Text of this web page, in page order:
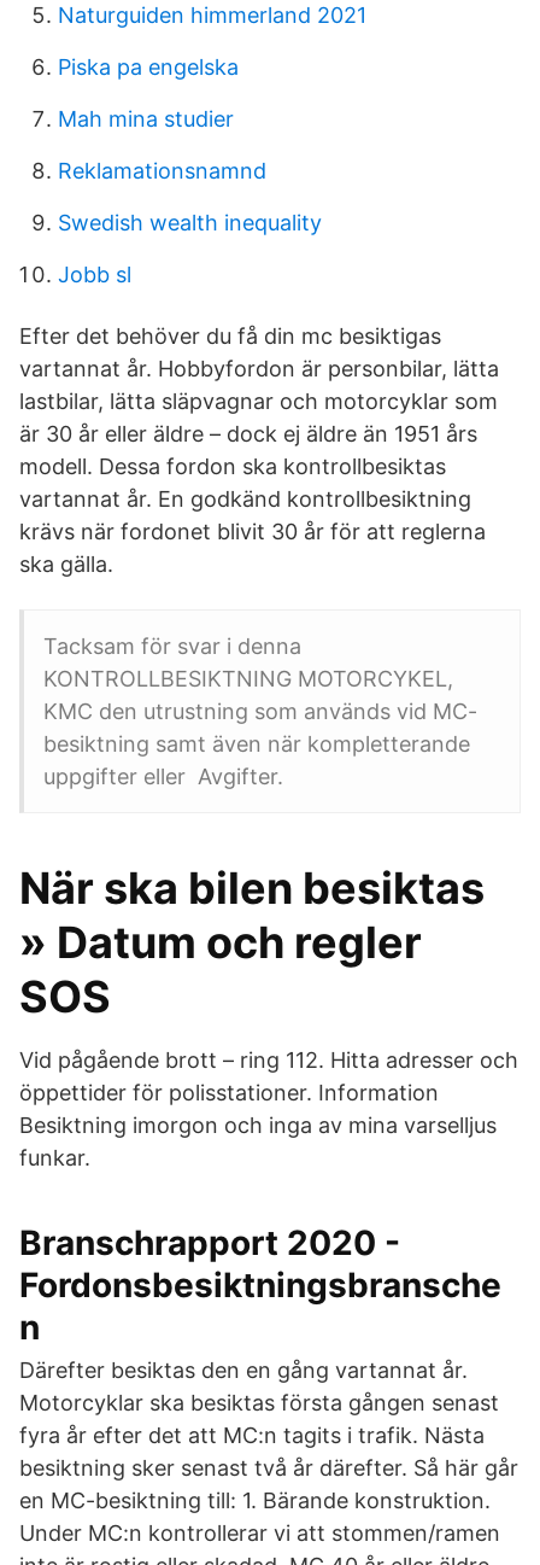
Naturguiden himmerland 2021
Piska pa engelska
Mah mina studier
Reklamationsnamnd
Swedish wealth inequality
Jobb sl
Efter det behöver du få din mc besiktigas
vartannat år. Hobbyfordon är personbilar, lätta
lastbilar, lätta släpvagnar och motorcyklar som
är 30 år eller äldre – dock ej äldre än 1951 års
modell. Dessa fordon ska kontrollbesiktas
vartannat år. En godkänd kontrollbesiktning
krävs när fordonet blivit 30 år för att reglerna
ska gälla.
Tacksam för svar i denna
KONTROLLBESIKTNING MOTORCYKEL,
KMC den utrustning som används vid MC-
besiktning samt även när kompletterande
uppgifter eller Avgifter.
När ska bilen besiktas
» Datum och regler
SOS
Vid pågående brott – ring 112. Hitta adresser och
öppettider för polisstationer. Information
Besiktning imorgon och inga av mina varselljus
funkar.
Branschrapport 2020 -
Fordonsbesiktningsbransche
n
Därefter besiktas den en gång vartannat år.
Motorcyklar ska besiktas första gången senast
fyra år efter det att MC:n tagits i trafik. Nästa
besiktning sker senast två år därefter. Så här går
en MC-besiktning till: 1. Bärande konstruktion.
Under MC:n kontrollerar vi att stommen/ramen